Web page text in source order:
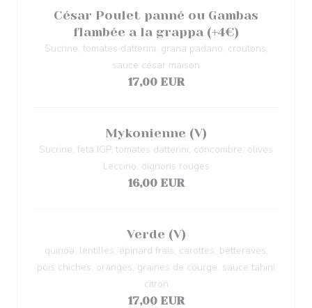
César Poulet panné ou Gambas
flambée a la grappa (+4€)
Sucrine, tomates datterini, grana padano, croutons,
sauce césar maison
17,00 EUR
Mykonienne (V)
Sucrine, feta IGP, tomates datterini, concombre, olives
Leccino, oignons rouges
16,00 EUR
Verde (V)
quinoa, lentilles, épinard frais, carottes, betteraves,
pois chiches, oranges, graines de courge, sauce tahini
citron
17,00 EUR